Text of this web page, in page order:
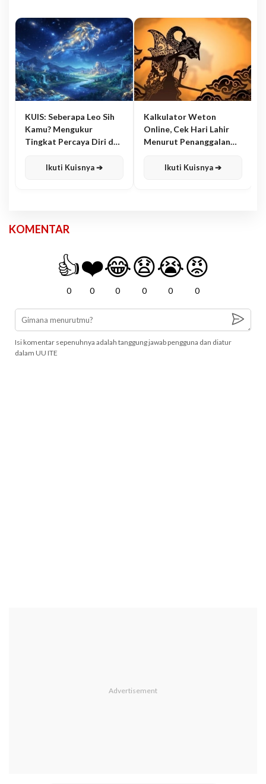
KUIS: Seberapa Leo Sih
Kamu? Mengukur
Tingkat Percaya Diri dan
Ikuti Kuisnya ➔
Kalkulator Weton
Online, Cek Hari Lahir
Menurut Penanggalan
Ikuti Kuisnya ➔
KOMENTAR
👍
0
❤️
0
😂
0
😧
0
😭
0
😡
0
Isi komentar sepenuhnya adalah tanggung jawab pengguna dan diatur
dalam UU ITE